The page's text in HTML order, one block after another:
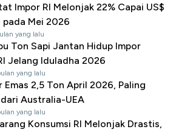
Impor RI Melonjak 22% Capai US$
pada Mei 2026
yang lalu
Ton Sapi Jantan Hidup Impor
Jelang Iduladha 2026
yang lalu
Emas 2,5 Ton April 2026, Paling
Australia-UEA
yang lalu
Konsumsi RI Melonjak Drastis,